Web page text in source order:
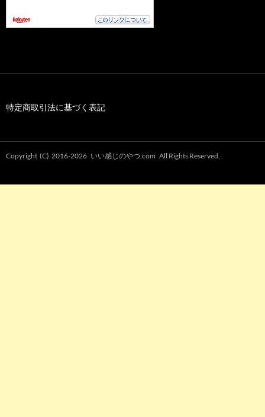
特定商取引法に基づく表記
Copyright (C) 2016-2026 いい感じのやつ.com All Rights Reserved.